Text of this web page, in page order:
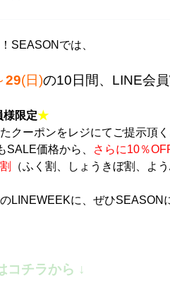
SEASONでは、
29(日)の10日間、LINE会
様限定★
クーポンをレジにてご提示頂く
SALE価格から、
さらに10％
（ふく割、しょうきぼ割、よ
LINEWEEKに、ぜひ
コチラから ↓